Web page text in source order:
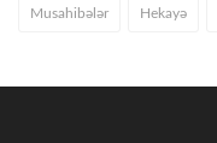
Musahibələr Hekayə